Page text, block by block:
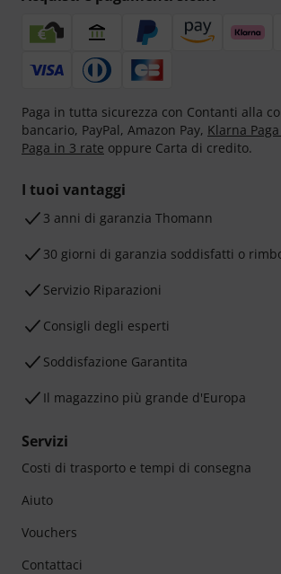
Paga in tutta sicurezza con Contanti alla
bancario, PayPal, Amazon Pay, Klarna
Paga in 3 rate oppure Carta di credito.
I tuoi vantaggi
3 anni di garanzia Thomann
30 giorni di garanzia soddisfatti o
Servizio Riparazioni
Consigli degli esperti
Soddisfazione Garantita
Il magazzino più grande d'Europa
Servizi
Costi di trasporto e tempi di consegna
Aiuto
Vouchers
Contattaci